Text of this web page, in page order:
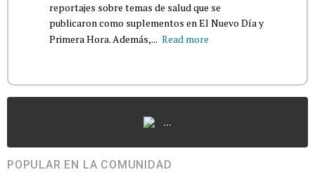
reportajes sobre temas de salud que se
publicaron como suplementos en El Nuevo Día y
Primera Hora. Además,... Read more
...
POPULAR EN LA COMUNIDAD